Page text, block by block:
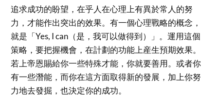
追求成功的盼望，在乎人在心理上有異於常人的努
力，才能作出突出的效果。有一個心理戰略的概念，
就是「Yes, I can（是，我可以做得到）」。運用這個
策略，要把握機會，在計劃的功能上産生預期效果。
若上帝恩賜給你一些特殊才能，你就要善用。或者你
有一些潛能，而你在這方面取得新的發展，加上你努
力地去發掘，也決定你的成功。